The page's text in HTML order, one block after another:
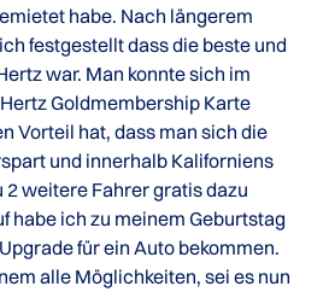
habe. Nach längerem
festgestellt dass die beste und
war. Man konnte sich im
Goldmembership Karte
Vorteil hat, dass man sich die
und innerhalb Kaliforniens
2 weitere Fahrer gratis dazu
habe ich zu meinem Geburtstag
für ein Auto bekommen.
alle Möglichkeiten, sei es nun